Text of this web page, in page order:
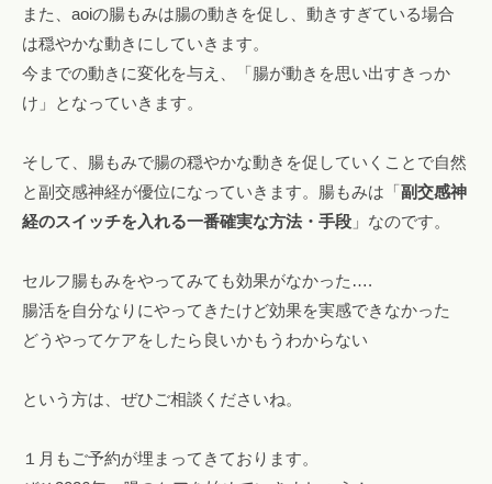
また、aoiの腸もみは腸の動きを促し、動きすぎている場合
は穏やかな動きにしていきます。
今までの動きに変化を与え、「腸が動きを思い出すきっか
け」となっていきます。
そして、腸もみで腸の穏やかな動きを促していくことで自然
と副交感神経が優位になっていきます。腸もみは「副交感神
経のスイッチを入れる一番確実な方法・手段 」なのです。
セルフ腸もみをやってみても効果がなかった….
腸活を自分なりにやってきたけど効果を実感できなかった
どうやってケアをしたら良いかもうわからない
という方は、ぜひご相談くださいね。
１月もご予約が埋まってきております。